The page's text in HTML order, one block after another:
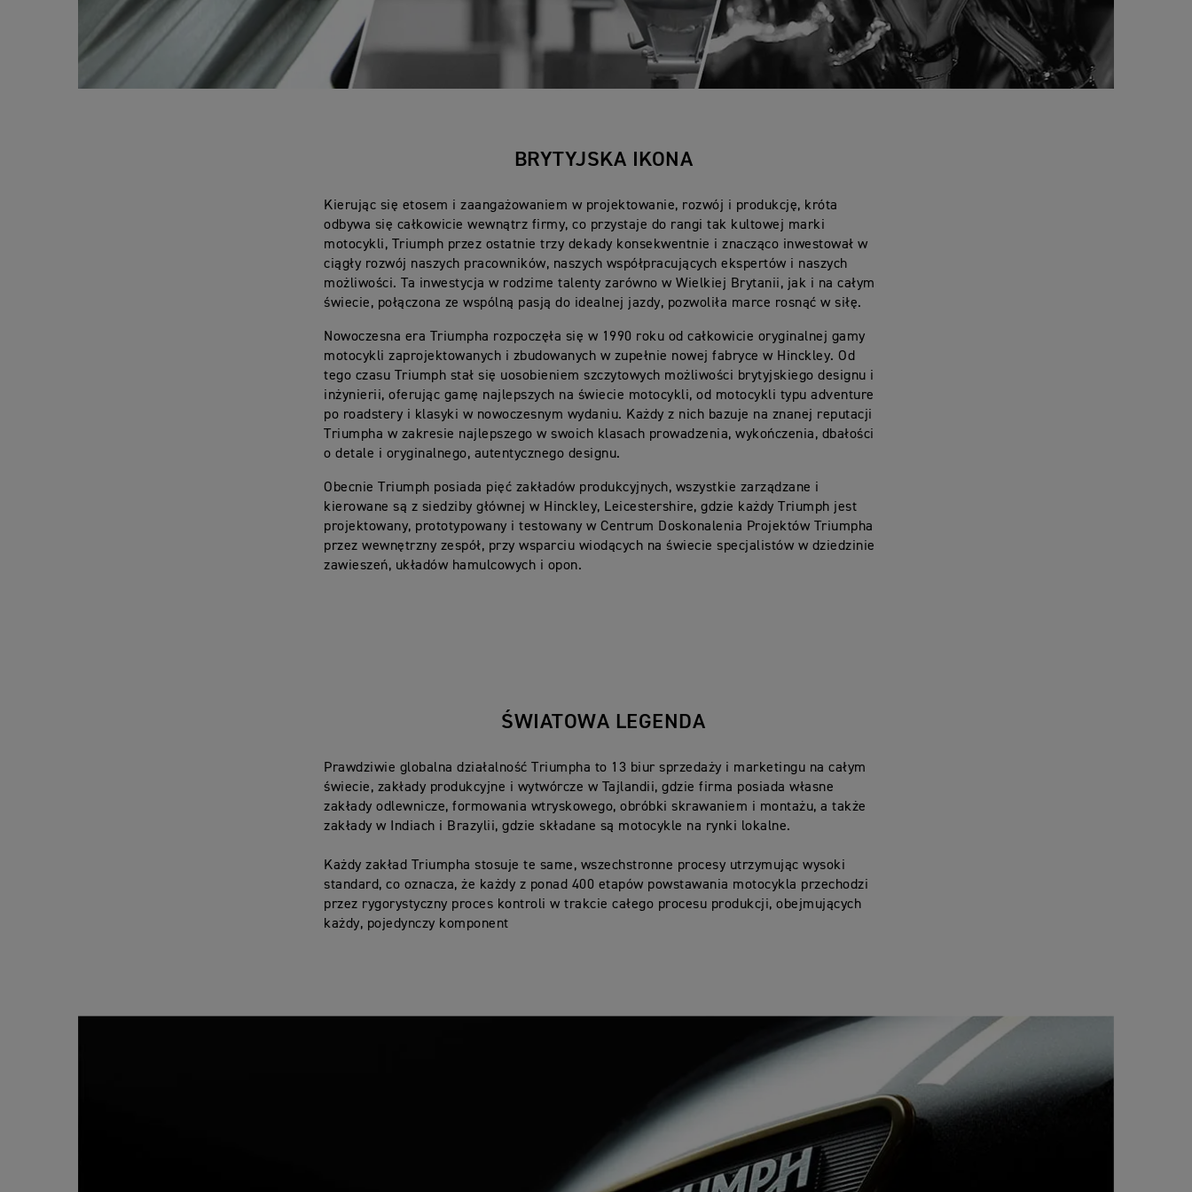
BRYTYJSKA IKONA
Kierując się etosem i zaangażowaniem w projektowanie, rozwój i produkcję, króta
odbywa się całkowicie wewnątrz firmy, co przystaje do rangi tak kultowej marki
motocykli, Triumph przez ostatnie trzy dekady konsekwentnie i znacząco inwestował w
ciągły rozwój naszych pracowników, naszych współpracujących ekspertów i naszych
możliwości. Ta inwestycja w rodzime talenty zarówno w Wielkiej Brytanii, jak i na całym
świecie, połączona ze wspólną pasją do idealnej jazdy, pozwoliła marce rosnąć w siłę.
Nowoczesna era Triumpha rozpoczęła się w 1990 roku od całkowicie oryginalnej gamy
motocykli zaprojektowanych i zbudowanych w zupełnie nowej fabryce w Hinckley. Od
tego czasu Triumph stał się uosobieniem szczytowych możliwości brytyjskiego designu i
inżynierii, oferując gamę najlepszych na świecie motocykli, od motocykli typu adventure
po roadstery i klasyki w nowoczesnym wydaniu. Każdy z nich bazuje na znanej reputacji
Triumpha w zakresie najlepszego w swoich klasach prowadzenia, wykończenia, dbałości
o detale i oryginalnego, autentycznego designu.
Obecnie Triumph posiada pięć zakładów produkcyjnych, wszystkie zarządzane i
kierowane są z siedziby głównej w Hinckley, Leicestershire, gdzie każdy Triumph jest
projektowany, prototypowany i testowany w Centrum Doskonalenia Projektów Triumpha
przez wewnętrzny zespół, przy wsparciu wiodących na świecie specjalistów w dziedzinie
zawieszeń, układów hamulcowych i opon.
ŚWIATOWA LEGENDA
Prawdziwie globalna działalność Triumpha to 13 biur sprzedaży i marketingu na całym
świecie, zakłady produkcyjne i wytwórcze w Tajlandii, gdzie firma posiada własne
zakłady odlewnicze, formowania wtryskowego, obróbki skrawaniem i montażu, a także
zakłady w Indiach i Brazylii, gdzie składane są motocykle na rynki lokalne.
Każdy zakład Triumpha stosuje te same, wszechstronne procesy utrzymując wysoki
standard, co oznacza, że każdy z ponad 400 etapów powstawania motocykla przechodzi
przez rygorystyczny proces kontroli w trakcie całego procesu produkcji, obejmujących
każdy, pojedynczy komponent